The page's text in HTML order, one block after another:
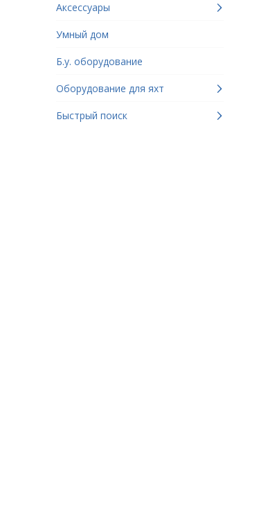
Аксессуары
Умный дом
Б.у. оборудование
Оборудование для яхт
Быстрый поиск